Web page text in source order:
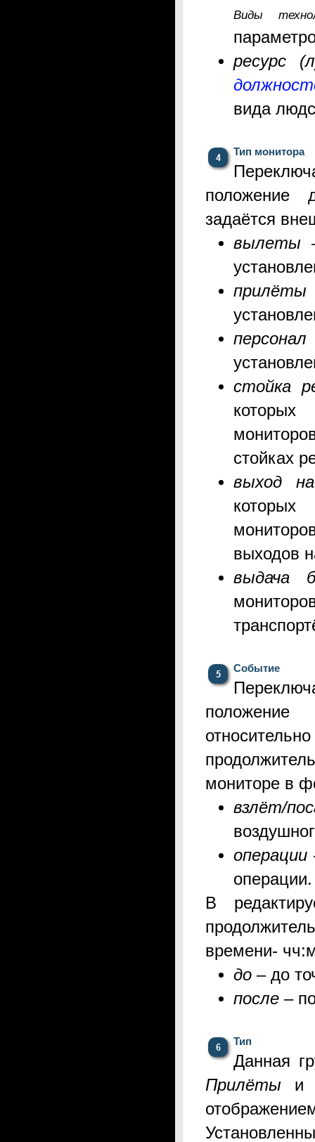
Виды
ресурс
вида
Тип монитора
положение
задаётся
вылеты
прилёты
персонал
стойка
которых
стойках
выход
которых
выходов
выдача
Событие
мониторе в
взлёт/
операции
операции.
В
времени-
до – до
после –
Тип
Данная
Прилёты